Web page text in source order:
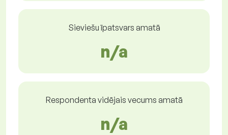
Sieviešu īpatsvars amatā
n/a
Respondenta vidējais vecums amatā
n/a